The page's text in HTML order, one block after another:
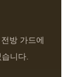
방 가드에
니다.